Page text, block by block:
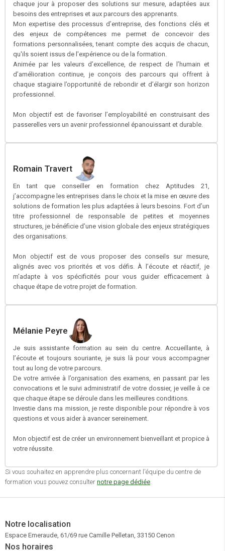
chaque jour à proposer des solutions sur mesure, adaptées aux
besoins des entreprises et aux parcours des apprenants.
Mon expertise des processus d’entreprise, des fonctions clés et
des enjeux de compétences me permet de concevoir des
formations personnalisées, tenant compte des acquis de chacun,
qu'ils soient issus de l'expérience ou de la formation.
Animée par les valeurs d’excellence, de respect de l’humain et
d’amélioration continue, je conçois des parcours qui offrent à
chaque stagiaire l’opportunité de rebondir et d’élargir son horizon
professionnel.
Mon objectif est de favoriser l’employabilité en construisant des
passerelles vers un avenir professionnel épanouissant et durable.
Romain Travert
En tant que conseiller en formation chez Aptitudes 21,
j’accompagne les entreprises dans le choix et la mise en œuvre des
solutions de formation les plus adaptées à leurs besoins. Fort d’un
titre professionnel de responsable de petites et moyennes
structures, je bénéficie d’une vision globale des enjeux stratégiques
des organisations.
Mon objectif est de vous proposer des conseils sur mesure,
alignés avec vos priorités et vos défis. À l’écoute et réactif, je
m’adapte à vos spécificités pour vous guider efficacement à
chaque étape de votre projet de formation.
Mélanie Peyre
Je suis assistante formation au sein du centre. Accueillante, à
l’écoute et toujours souriante, je suis là pour vous accompagner
tout au long de votre parcours.
De votre arrivée à l’organisation des examens, en passant par les
convocations et le suivi administratif de votre dossier, je veille à ce
que chaque étape se déroule dans les meilleures conditions.
Investie dans ma mission, je reste disponible pour répondre à vos
questions et vous aider à avancer sereinement.
Mon objectif est de créer un environnement bienveillant et propice à
votre réussite.
Si vous souhaitez en apprendre plus concernant l'équipe du centre de
formation vous pouvez consulter notre page dédiée.
Notre localisation
Espace Emeraude, 61/69 rue Camille Pelletan, 33150 Cenon
Nos horaires